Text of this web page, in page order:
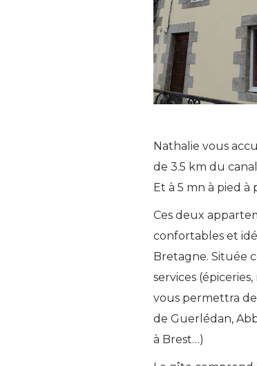
Nathalie vous
de 3.5 km du
Et à 5 mn à pied à
Ces deux
confortables et
Bretagne. Située
services
vous permettra
de Guerlédan,
à Brest…)